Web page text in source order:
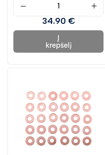
34.90 €
Į
krepšelį